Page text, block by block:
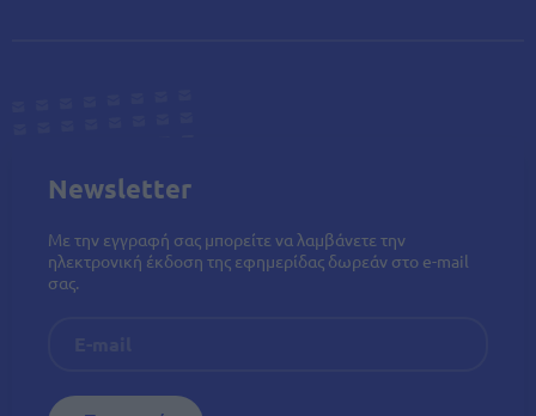
Newsletter
Με την εγγραφή σας μπορείτε να λαμβάνετε την
ηλεκτρονική έκδοση της εφημερίδας δωρεάν στο e-mail
σας.